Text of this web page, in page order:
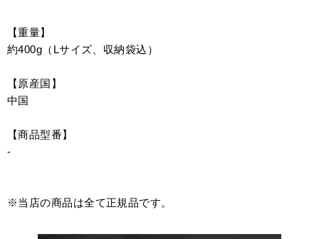
【重量】
約400g（Lサイズ、収納袋込）
【原産国】
中国
【商品型番】
-
※当店の商品は全て正規品です。